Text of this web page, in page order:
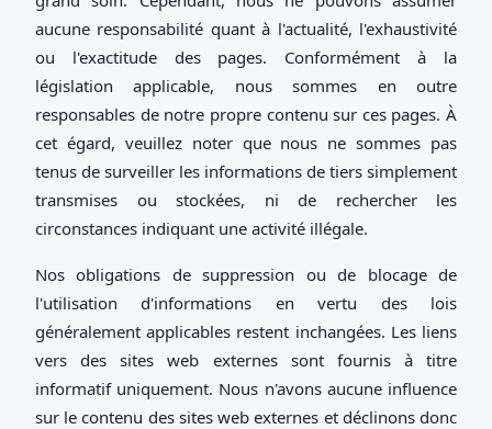
aucune responsabilité quant à l'actualité, l'exhaustivité
ou l'exactitude des pages. Conformément à la
législation applicable, nous sommes en outre
responsables de notre propre contenu sur ces pages. À
cet égard, veuillez noter que nous ne sommes pas
tenus de surveiller les informations de tiers simplement
transmises ou stockées, ni de rechercher les
circonstances indiquant une activité illégale.
Nos obligations de suppression ou de blocage de
l'utilisation d'informations en vertu des lois
généralement applicables restent inchangées. Les liens
vers des sites web externes sont fournis à titre
informatif uniquement. Nous n'avons aucune influence
sur le contenu des sites web externes et déclinons donc